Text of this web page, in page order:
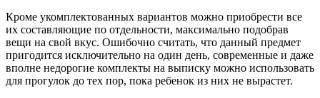
Кроме укомплектованных вариантов можно приобрести все
их составляющие по отдельности, максимально подобрав
вещи на свой вкус. Ошибочно считать, что данный предмет
пригодится исключительно на один день, современные и даже
вполне недорогие комплекты на выписку можно использовать
для прогулок до тех пор, пока ребенок из них не вырастет.